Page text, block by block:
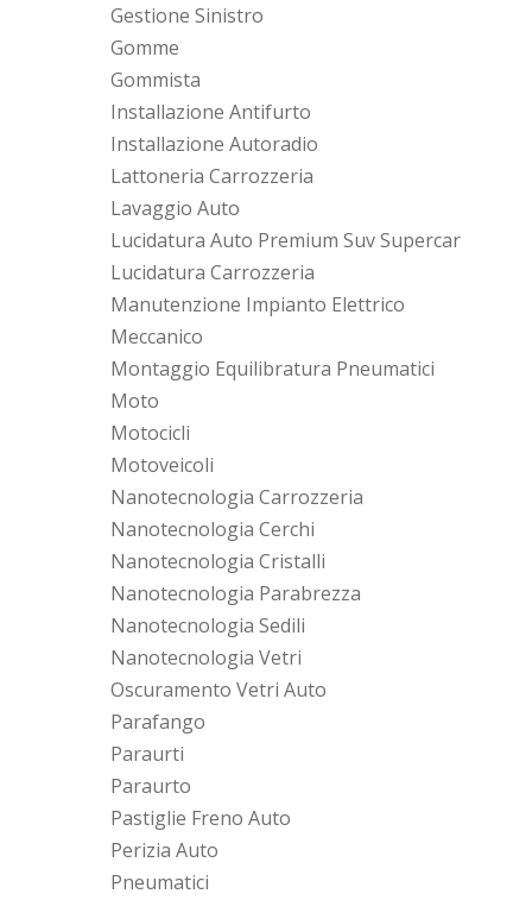
Gestione Sinistro
Gomme
Gommista
Installazione Antifurto
Installazione Autoradio
Lattoneria Carrozzeria
Lavaggio Auto
Lucidatura Auto Premium Suv Supercar
Lucidatura Carrozzeria
Manutenzione Impianto Elettrico
Meccanico
Montaggio Equilibratura Pneumatici
Moto
Motocicli
Motoveicoli
Nanotecnologia Carrozzeria
Nanotecnologia Cerchi
Nanotecnologia Cristalli
Nanotecnologia Parabrezza
Nanotecnologia Sedili
Nanotecnologia Vetri
Oscuramento Vetri Auto
Parafango
Paraurti
Paraurto
Pastiglie Freno Auto
Perizia Auto
Pneumatici